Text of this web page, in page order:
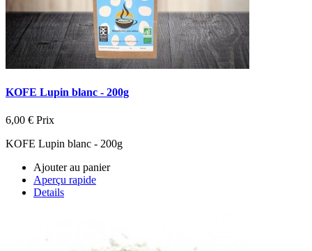
KOFE Lupin blanc - 200g
6,00 € Prix
KOFE Lupin blanc - 200g
Ajouter au panier
Aperçu rapide
Details